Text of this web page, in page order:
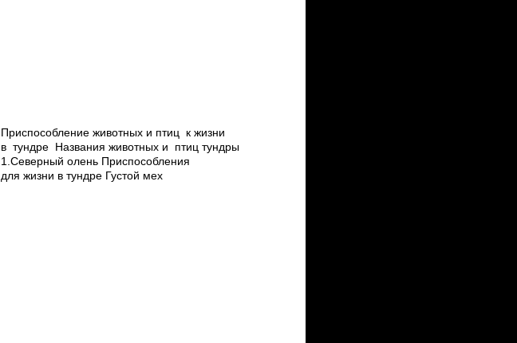
Приспособление животных и птиц к жизни
в тундре Названия животных и птиц тундры
1.Северный олень Приспособления
для жизни в тундре Густой мех